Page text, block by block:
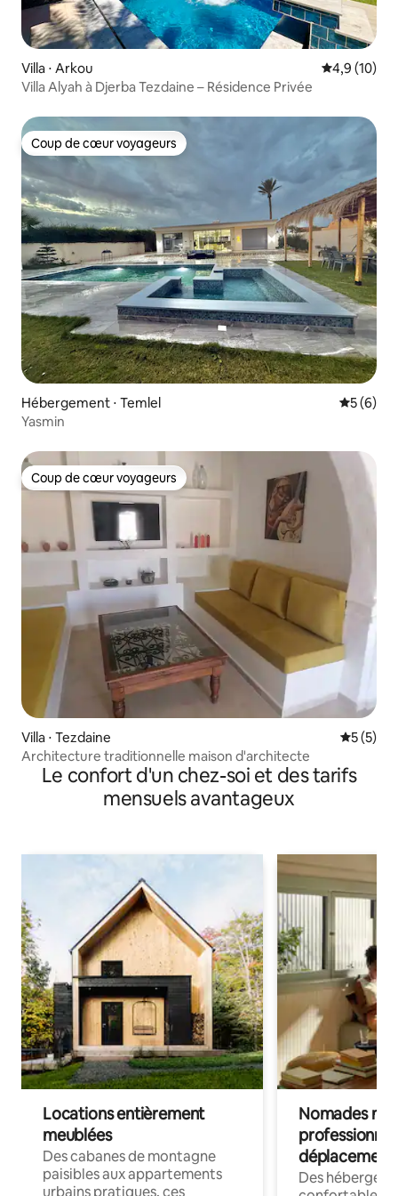
Villa ⋅ Arkou Évaluation
4,9 (10)
Villa Alyah à Djerba Tezdaine – Résidence Privée
Coup de cœur voyageurs
Coup de cœur voyageurs
Hébergement ⋅ Temlel
5 (6)
Yasmin
Coup de cœur voyageurs
Coup de cœur voyageurs
Villa ⋅ Tezdaine
5 (5)
Architecture traditionnelle maison d'architecte
Le confort d'un chez-soi et des tarifs
mensuels avantageux
Locations entièrement
meublées
Des cabanes de montagne
paisibles aux appartements
urbains pratiques, ces
Nomades
déplacement
Des